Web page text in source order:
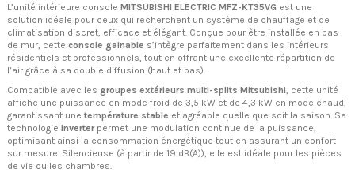
L’unité intérieure console MITSUBISHI ELECTRIC MFZ-KT35VG est une
solution idéale pour ceux qui recherchent un système de chauffage et de
climatisation discret, efficace et élégant. Conçue pour être installée en bas
de mur, cette console gainable s’intègre parfaitement dans les intérieurs
résidentiels et professionnels, tout en offrant une excellente répartition de
l’air grâce à sa double diffusion (haut et bas).
Compatible avec les groupes extérieurs multi-splits Mitsubishi, cette unité
affiche une puissance en mode froid de 3,5 kW et de 4,3 kW en mode chaud,
garantissant une température stable et agréable quelle que soit la saison. Sa
technologie Inverterpermet une modulation continue de la puissance,
optimisant ainsi la consommation énergétique tout en assurant un confort
sur mesure. Silencieuse (à partir de 19 dB(A)), elle est idéale pour les pièces
de vie ou les chambres.